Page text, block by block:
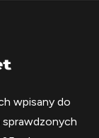
wpisany do
sprawdzonych